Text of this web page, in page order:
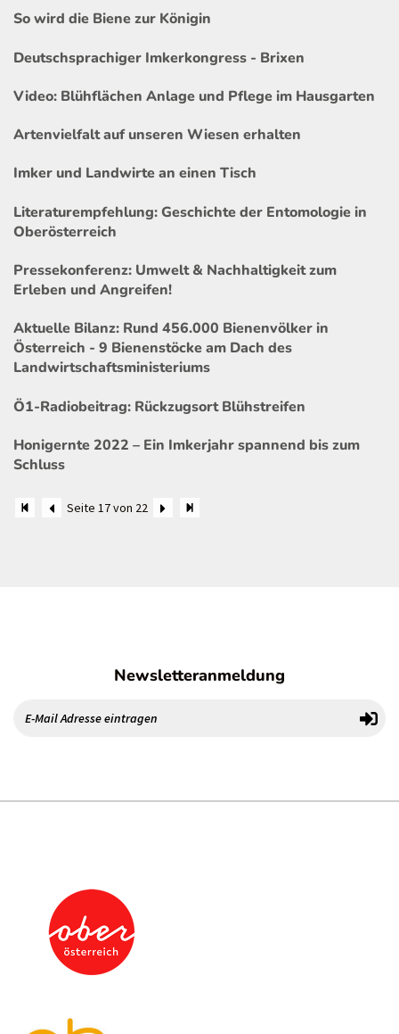
So wird die Biene zur Königin
Deutschsprachiger Imkerkongress - Brixen
Video: Blühflächen Anlage und Pflege im Hausgarten
Artenvielfalt auf unseren Wiesen erhalten
Imker und Landwirte an einen Tisch
Literaturempfehlung: Geschichte der Entomologie in
Oberösterreich
Pressekonferenz: Umwelt & Nachhaltigkeit zum
Erleben und Angreifen!
Aktuelle Bilanz: Rund 456.000 Bienenvölker in
Österreich - 9 Bienenstöcke am Dach des
Landwirtschaftsministeriums
Ö1-Radiobeitrag: Rückzugsort Blühstreifen
Honigernte 2022 – Ein Imkerjahr spannend bis zum
Schluss
Seite 17 von 22
Newsletteranmeldung